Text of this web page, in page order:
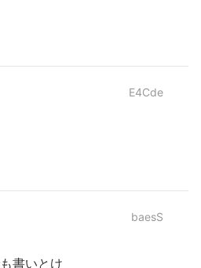
E4Cde
baesS
書いとけ